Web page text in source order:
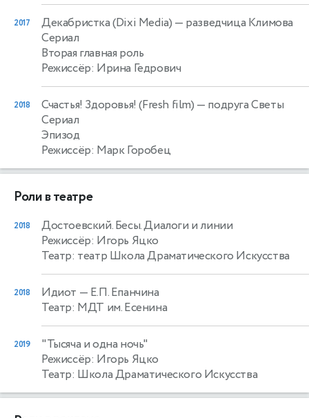
2017 Декабристка (Dixi Media) — разведчица Климова
Сериал
Вторая главная роль
Режиссёр: Ирина Гедрович
2018 Счастья! Здоровья! (Fresh film) — подруга Светы
Сериал
Эпизод
Режиссёр: Марк Горобец
Роли в театре
2018
Достоевский. Бесы. Диалоги и линии
Режиссёр: Игорь Яцко
Театр: театр Школа Драматического Искусства
2018 Идиот — Е.П. Епанчина
Театр: МДТ им. Есенина
2019
"Тысяча и одна ночь"
Режиссёр: Игорь Яцко
Театр: Школа Драматического Искусства